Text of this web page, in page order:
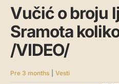
Vučić o broju
Sramota
/VIDEO/
Pre 3 months Vesti